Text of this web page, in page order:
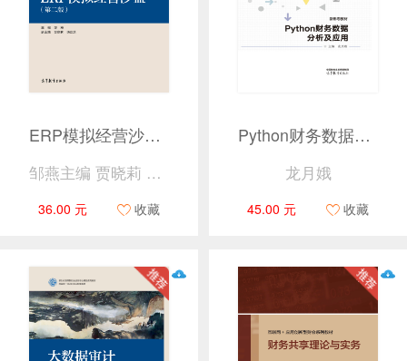
ERP模拟经营沙盘（第二版）
邹燕主编 贾晓莉 陈自洪副主编
36.00 元 收藏
Python财务数据分析及应用
龙月娥
45.00 元 收藏